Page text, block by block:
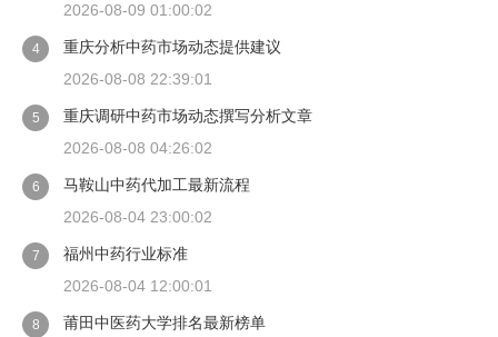
2026-08-09 01:00:02
4
重庆分析中药市场动态提供建议
2026-08-08 22:39:01
5
重庆调研中药市场动态撰写分析文章
2026-08-08 04:26:02
6
马鞍山中药代加工最新流程
2026-08-04 23:00:02
7
福州中药行业标准
2026-08-04 12:00:01
8 莆田中医药大学排名最新榜单